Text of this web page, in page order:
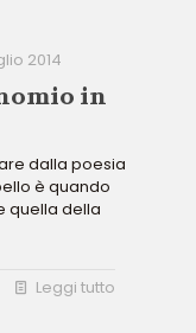
2014
in
dalla poesia
è quando
quella della
Leggi tutto